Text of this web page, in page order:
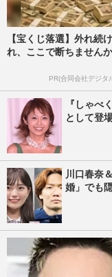
【宝くじ落選】外れ続
れ、ここで断ちませんか
PR(合同会社デジタ
『しゃべ
として登
川口春奈
婚」でも